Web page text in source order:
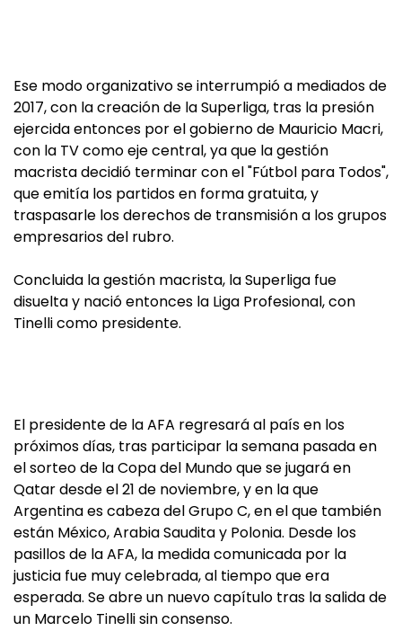
Ese modo organizativo se interrumpió a mediados de
2017, con la creación de la Superliga, tras la presión
ejercida entonces por el gobierno de Mauricio Macri,
con la TV como eje central, ya que la gestión
macrista decidió terminar con el "Fútbol para Todos",
que emitía los partidos en forma gratuita, y
traspasarle los derechos de transmisión a los grupos
empresarios del rubro.
Concluida la gestión macrista, la Superliga fue
disuelta y nació entonces la Liga Profesional, con
Tinelli como presidente.
El presidente de la AFA regresará al país en los
próximos días, tras participar la semana pasada en
el sorteo de la Copa del Mundo que se jugará en
Qatar desde el 21 de noviembre, y en la que
Argentina es cabeza del Grupo C, en el que también
están México, Arabia Saudita y Polonia. Desde los
pasillos de la AFA, la medida comunicada por la
justicia fue muy celebrada, al tiempo que era
esperada. Se abre un nuevo capítulo tras la salida de
un Marcelo Tinelli sin consenso.